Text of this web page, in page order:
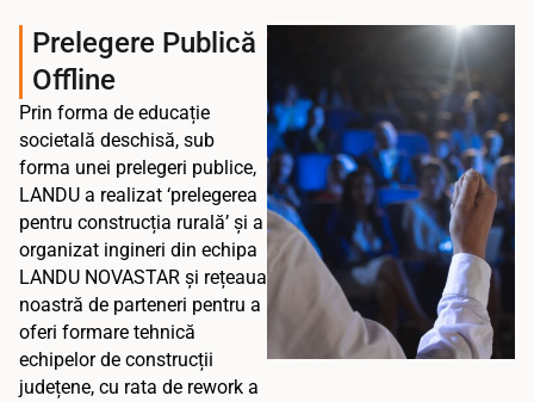
Prelegere Publică
Offline
Prin forma de educație
societală deschisă, sub
forma unei prelegeri publice,
LANDU a realizat ‘prelegerea
pentru construcția rurală’ și a
organizat ingineri din echipa
LANDU NOVASTAR și rețeaua
noastră de parteneri pentru a
oferi formare tehnică
echipelor de construcții
județene, cu rata de rework a